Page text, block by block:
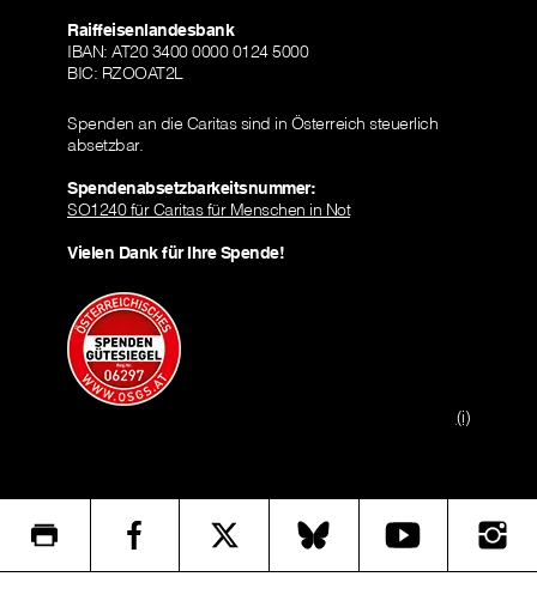
Raiffeisenlandesbank
IBAN: AT20 3400 0000 0124 5000
BIC: RZOOAT2L
Spenden an die Caritas sind in Österreich steuerlich
absetzbar.
Spendenabsetzbarkeitsnummer:
SO1240 für Caritas für Menschen in Not
Vielen Dank für Ihre Spende!
(i)